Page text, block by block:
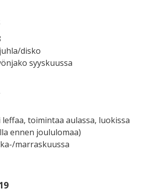
disko
syyskuussa
toimintaa aulassa, luokissa
ennen joululomaa)
marraskuussa